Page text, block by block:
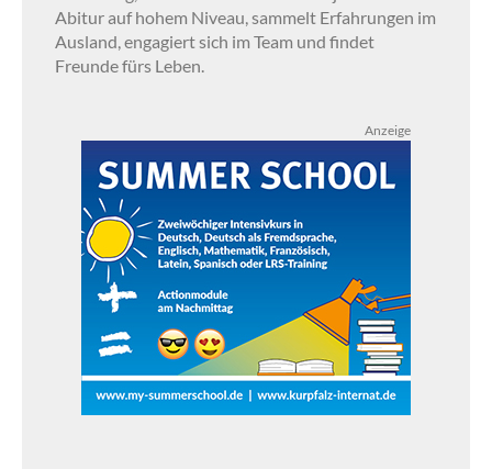
Abitur auf hohem Niveau, sammelt Erfahrungen im
Ausland, engagiert sich im Team und findet
Freunde fürs Leben.
Anzeige